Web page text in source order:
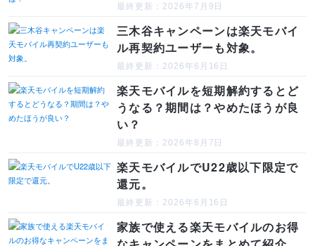
最終更新：2026年7月9日
三木谷キャンペーンは楽天モバイ
ル再契約ユーザーも対象。
最終更新：2026年6月16日
楽天モバイルを短期解約するとど
うなる？期間は？やめたほうが良
い？
最終更新：2026年8月7日
楽天モバイルでU22歳以下限定で
還元。
最終更新：2026年6月16日
家族で使える楽天モバイルのお得